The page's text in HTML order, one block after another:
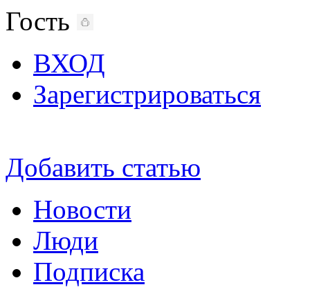
Гость
ВХОД
Зарегистрироваться
Добавить статью
Новости
Люди
Подписка